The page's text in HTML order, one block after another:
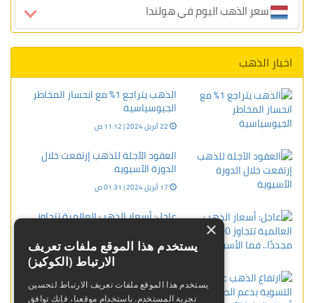
سعر الذهب اليوم في هولندا
اخبار الذهب
الذهب يتراجع 1% مع انحسار المخاطر
الجيوسياسية
العقود الآجلة للذهب إرتفعت خلال
الدورة الآسيوية
عاجل: أسعار الذهب العالمية تتجاوز
14 فبراير 2026 | 10:07 ص
ارتفاع الذهب عند التسوية بدعم الطلب
على أصول الملاذ الآمن
×
يستخدم هذا الموقع ملفات تعريف
الارتباط (الكوكيز)
يستخدم هذا الموقع ملفات تعريف الارتباط لتحسين
تجربة المستخدم. باستخدام موقعنا، فإنك توافق